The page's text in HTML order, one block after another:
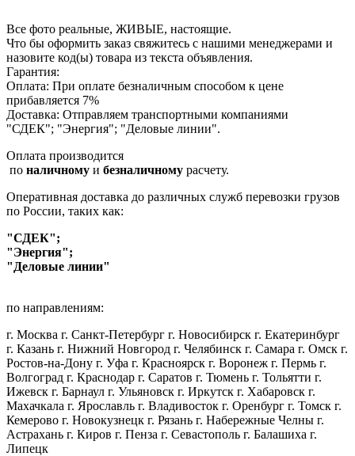
Все фото реальные, ЖИВЫЕ, настоящие.
Что бы оформить заказ свяжитесь с нашими менеджерами и
назовите код(ы) товара из текста объявления.
Гарантия:
Оплата: При оплате безналичным способом к цене
прибавляется 7%
Доставка: Отправляем транспортными компаниями
"СДЕК"; "Энергия"; "Деловые линии".
Оплата производится
по наличному и безналичному расчету.
Оперативная доставка до различных служб перевозки грузов
по России, таких как:
"СДЕК";
"Энергия";
"Деловые линии"
по направлениям:
г. Москва г. Санкт-Петербург г. Новосибирск г. Екатеринбург
г. Казань г. Нижний Новгород г. Челябинск г. Самара г. Омск г.
Ростов-на-Дону г. Уфа г. Красноярск г. Воронеж г. Пермь г.
Волгоград г. Краснодар г. Саратов г. Тюмень г. Тольятти г.
Ижевск г. Барнаул г. Ульяновск г. Иркутск г. Хабаровск г.
Махачкала г. Ярославль г. Владивосток г. Оренбург г. Томск г.
Кемерово г. Новокузнецк г. Рязань г. Набережные Челны г.
Астрахань г. Киров г. Пенза г. Севастополь г. Балашиха г.
Липецк